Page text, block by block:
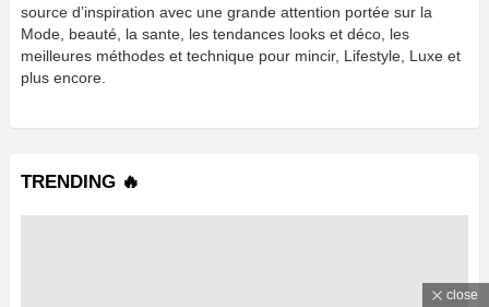
source d’inspiration avec une grande attention portée sur la
Mode, beauté, la sante, les tendances looks et déco, les
meilleures méthodes et technique pour mincir, Lifestyle, Luxe et
plus encore.
TRENDING 🔥
close